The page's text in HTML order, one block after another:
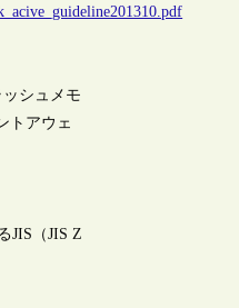
シュメモ
トアウェ
JIS（JIS Z